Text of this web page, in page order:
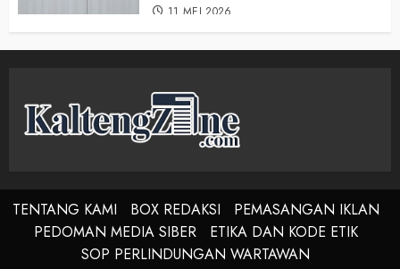
11 MEI 2026
TENTANG KAMI BOX REDAKSI
PEMASANGAN IKLAN
PEDOMAN MEDIA SIBER
ETIKA DAN KODE ETIK
SOP PERLINDUNGAN WARTAWAN